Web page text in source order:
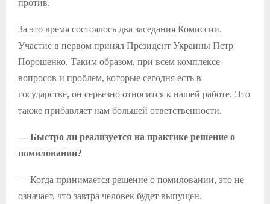
против.
За это время состоялось два заседания Комиссии.
Участие в первом принял Президент Украины Петр
Порошенко. Таким образом, при всем комплексе
вопросов и проблем, которые сегодня есть в
государстве, он серьезно относится к нашей работе. Это
также прибавляет нам большей ответственности.
— Быстро ли реализуется на практике решение о
помиловании?
— Когда принимается решение о помиловании, это не
означает, что завтра человек будет выпущен.